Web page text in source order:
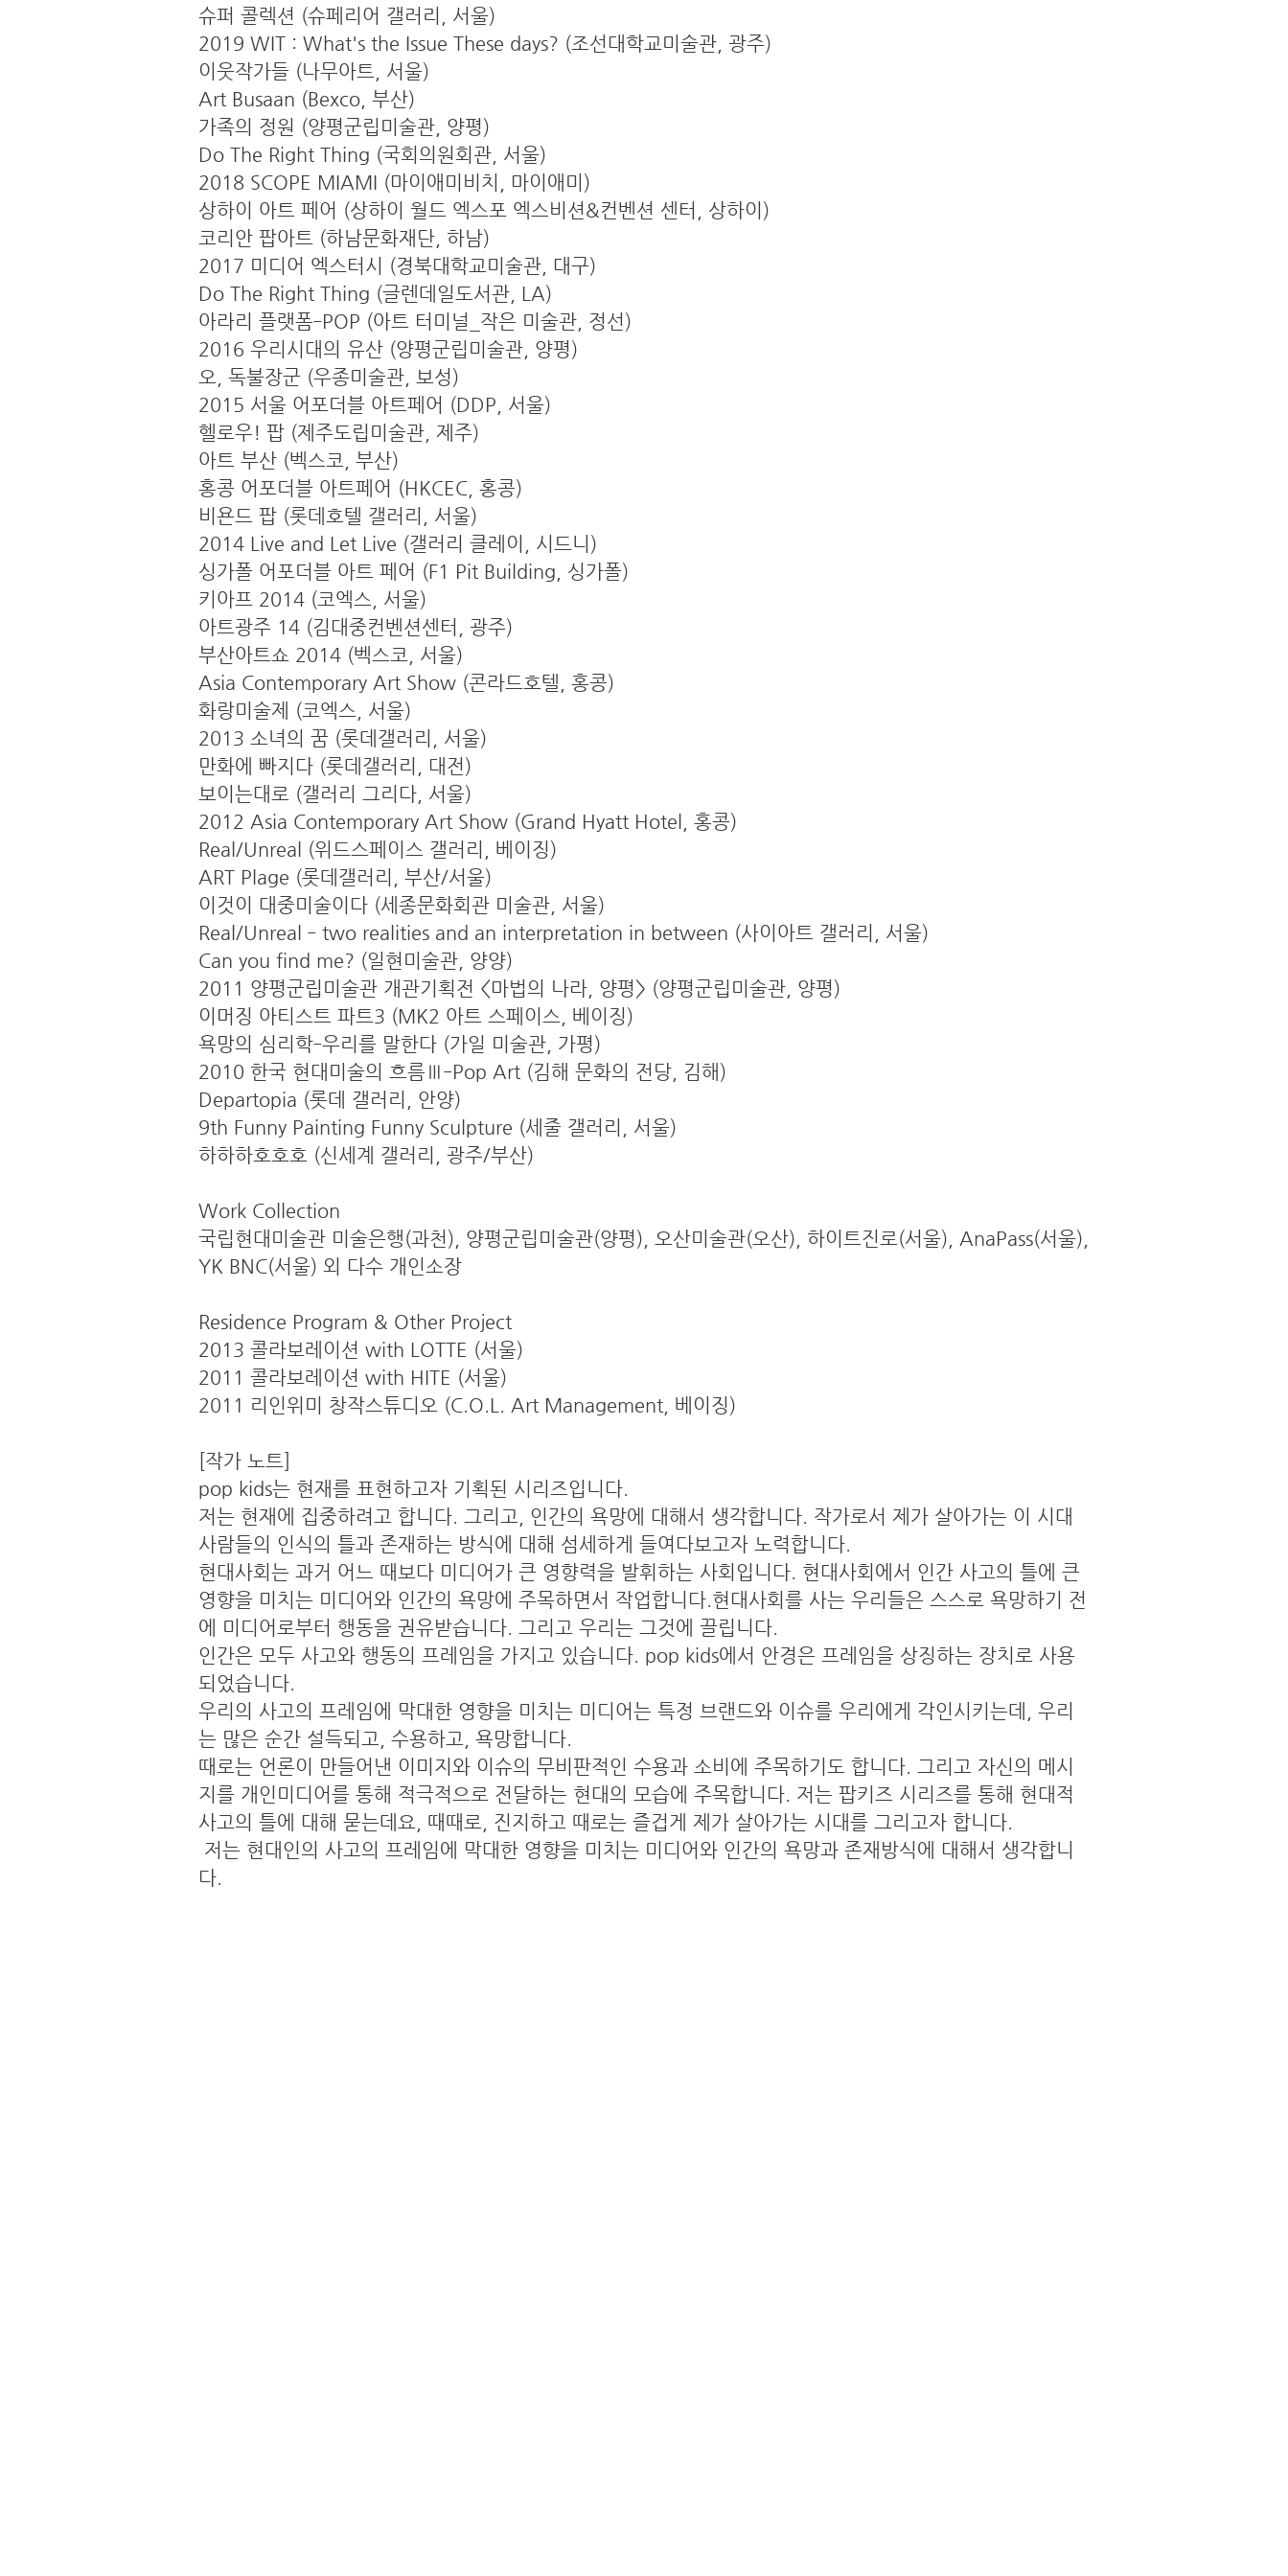
슈퍼 콜렉션 (슈페리어 갤러리, 서울)
2019 WIT : What's the Issue These days? (조선대학교미술관, 광주)
이웃작가들 (나무아트, 서울)
Art Busaan (Bexco, 부산)
가족의 정원 (양평군립미술관, 양평)
Do The Right Thing (국회의원회관, 서울)
2018 SCOPE MIAMI (마이애미비치, 마이애미)
상하이 아트 페어 (상하이 월드 엑스포 엑스비션&컨벤션 센터, 상하이)
코리안 팝아트 (하남문화재단, 하남)
2017 미디어 엑스터시 (경북대학교미술관, 대구)
Do The Right Thing (글렌데일도서관, LA)
아라리 플랫폼‐POP (아트 터미널_작은 미술관, 정선)
2016 우리시대의 유산 (양평군립미술관, 양평)
오, 독불장군 (우종미술관, 보성)
2015 서울 어포더블 아트페어 (DDP, 서울)
헬로우! 팝 (제주도립미술관, 제주)
아트 부산 (벡스코, 부산)
홍콩 어포더블 아트페어 (HKCEC, 홍콩)
비욘드 팝 (롯데호텔 갤러리, 서울)
2014 Live and Let Live (갤러리 클레이, 시드니)
싱가폴 어포더블 아트 페어 (F1 Pit Building, 싱가폴)
키아프 2014 (코엑스, 서울)
아트광주 14 (김대중컨벤션센터, 광주)
부산아트쇼 2014 (벡스코, 서울)
Asia Contemporary Art Show (콘라드호텔, 홍콩)
화랑미술제 (코엑스, 서울)
2013 소녀의 꿈 (롯데갤러리, 서울)
만화에 빠지다 (롯데갤러리, 대전)
보이는대로 (갤러리 그리다, 서울)
2012 Asia Contemporary Art Show (Grand Hyatt Hotel, 홍콩)
Real/Unreal (위드스페이스 갤러리, 베이징)
ART Plage (롯데갤러리, 부산/서울)
이것이 대중미술이다 (세종문화회관 미술관, 서울)
Real/Unreal ‐ two realities and an interpretation in between (사이아트 갤러리, 서울)
Can you find me? (일현미술관, 양양)
2011 양평군립미술관 개관기획전 <마법의 나라, 양평> (양평군립미술관, 양평)
이머징 아티스트 파트3 (MK2 아트 스페이스, 베이징)
욕망의 심리학‐우리를 말한다 (가일 미술관, 가평)
2010 한국 현대미술의 흐름Ⅲ‐Pop Art (김해 문화의 전당, 김해)
Departopia (롯데 갤러리, 안양)
9th Funny Painting Funny Sculpture (세줄 갤러리, 서울)
하하하호호호 (신세계 갤러리, 광주/부산)
Work Collection
국립현대미술관 미술은행(과천), 양평군립미술관(양평), 오산미술관(오산), 하이트진로(서울), AnaPass(서울),
YK BNC(서울) 외 다수 개인소장
Residence Program & Other Project
2013 콜라보레이션 with LOTTE (서울)
2011 콜라보레이션 with HITE (서울)
2011 리인위미 창작스튜디오 (C.O.L. Art Management, 베이징)
[작가 노트]
pop kids는 현재를 표현하고자 기획된 시리즈입니다.
저는 현재에 집중하려고 합니다. 그리고, 인간의 욕망에 대해서 생각합니다. 작가로서 제가 살아가는 이 시대
사람들의 인식의 틀과 존재하는 방식에 대해 섬세하게 들여다보고자 노력합니다.
현대사회는 과거 어느 때보다 미디어가 큰 영향력을 발휘하는 사회입니다. 현대사회에서 인간 사고의 틀에 큰
영향을 미치는 미디어와 인간의 욕망에 주목하면서 작업합니다.현대사회를 사는 우리들은 스스로 욕망하기 전
에 미디어로부터 행동을 권유받습니다. 그리고 우리는 그것에 끌립니다.
인간은 모두 사고와 행동의 프레임을 가지고 있습니다. pop kids에서 안경은 프레임을 상징하는 장치로 사용
되었습니다.
우리의 사고의 프레임에 막대한 영향을 미치는 미디어는 특정 브랜드와 이슈를 우리에게 각인시키는데, 우리
는 많은 순간 설득되고, 수용하고, 욕망합니다.
때로는 언론이 만들어낸 이미지와 이슈의 무비판적인 수용과 소비에 주목하기도 합니다. 그리고 자신의 메시
지를 개인미디어를 통해 적극적으로 전달하는 현대의 모습에 주목합니다. 저는 팝키즈 시리즈를 통해 현대적
사고의 틀에 대해 묻는데요, 때때로, 진지하고 때로는 즐겁게 제가 살아가는 시대를 그리고자 합니다.
저는 현대인의 사고의 프레임에 막대한 영향을 미치는 미디어와 인간의 욕망과 존재방식에 대해서 생각합니
다.